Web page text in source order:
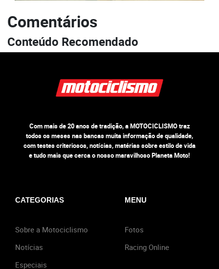
Comentários
Conteúdo Recomendado
Com mais de 20 anos de tradição, a MOTOCICLISMO traz
todos os meses nas bancas muita informação de qualidade,
com testes criteriosos, notícias, matérias sobre estilo de vida
e tudo mais que cerca o nosso maravilhoso Planeta Moto!
CATEGORIAS
Sobre a Motociclismo
Notícias
Especiais
MENU
Fotos
Racing Online